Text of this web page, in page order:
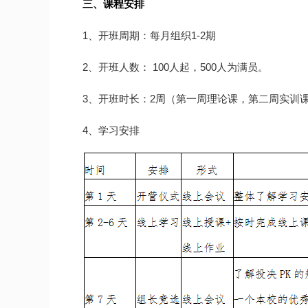
三、课程安排
1、开班周期：每月组织1-2期
2、开班人数： 100人起，500人为满员。
3、开班时长：2周（第一周理论课，第二周实训
4、学习安排